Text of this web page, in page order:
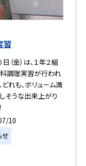
習
日（金）は、１年２組
調理実習が行われ
どれも、ボリューム満
そうな出来上がり
10
せ